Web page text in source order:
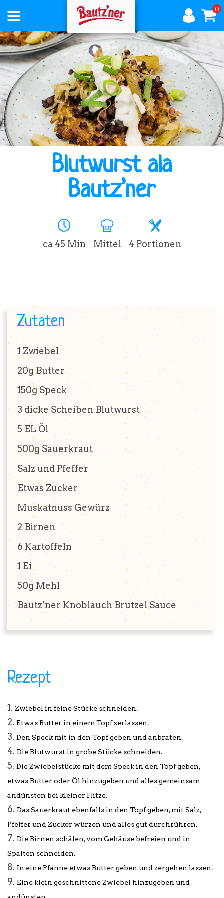
AKTUELLES
ÜBER
BAUTZNER
BRUTZELKUNDE
REZEPTE
SHOP
0
Blutwurst ala
Bautz’ner
ca 45 Min Mittel 4 Portionen
Zutaten
1 Zwiebel
20gButter
150gSpeck
3 dicke Scheiben Blutwurst
5 EL Öl
500g Sauerkraut
Salz und Pfeffer
Etwas Zucker
Muskatnuss Gewürz
2 Birnen
6 Kartoffeln
1 Ei
50gMehl
Bautz’ner Knoblauch Brutzel Sauce
Rezept
Zwiebel in feine Stücke schneiden.
Etwas Butter in einem Topf zerlassen.
Den Speck mit in den Topf geben und anbraten.
Die Blutwurst in grobe Stücke schneiden.
Die Zwiebelstücke mit dem Speck in den Topf geben,
etwas Butter oder Öl hinzugeben und alles gemeinsam
andünsten bei kleiner Hitze.
Das Sauerkraut ebenfalls in den Topf geben, mit Salz,
Pfeffer und Zucker würzen und alles gut durchrühren.
Die Birnen schälen, vom Gehäuse befreien und in
Spalten schneiden.
In eine Pfanne etwas Butter geben und zergehen lassen.
Eine klein geschnittene Zwiebel hinzugeben und